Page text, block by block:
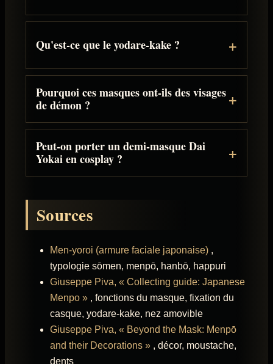
Qu'est-ce que le yodare-kake ?
Pourquoi ces masques ont-ils des visages
de démon ?
Peut-on porter un demi-masque Dai
Yokai en cosplay ?
Sources
Men-yoroi (armure faciale japonaise) ,
typologie sōmen, menpō, hanbō, happuri
Giuseppe Piva, « Collecting guide: Japanese
Menpo » , fonctions du masque, fixation du
casque, yodare-kake, nez amovible
Giuseppe Piva, « Beyond the Mask: Menpō
and their Decorations » , décor, moustache,
dents